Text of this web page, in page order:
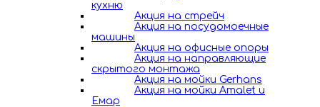
кухню
Акция на стрейч
Акция на посудомоечные
машины
Акция на офисные опоры
Акция на направляющие
скрытого монтажа
Акция на мойки Gerhans
Акция на мойки Amalet и
Емар